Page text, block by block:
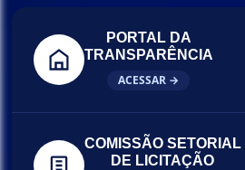
PORTAL DA
TRANSPARÊNCIA
ACESSAR →
COMISSÃO SETORIAL
DE LICITAÇÃO